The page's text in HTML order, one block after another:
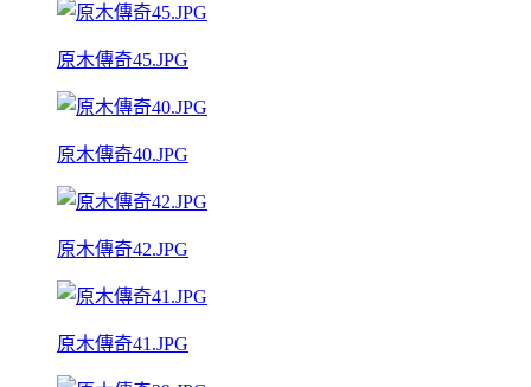
原木傳奇45.JPG
原木傳奇40.JPG
原木傳奇42.JPG
原木傳奇41.JPG